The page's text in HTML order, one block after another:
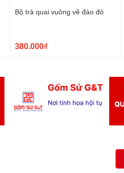
Bộ trà quai vuông vẽ đào đỏ
380.000₫